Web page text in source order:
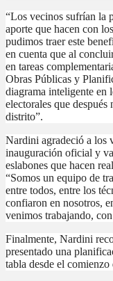
“Los vecinos sufrían la
aporte que hacen con
pudimos traer este
en cuenta que al
en tareas
Obras Públicas y
diagrama inteligente en
electorales que
distrito”.
Nardini agradeció a los
inauguración oficial y
eslabones que hacen
“Somos un equipo de
entre todos, entre los
confiaron en nosotros,
venimos trabajando,
Finalmente, Nardini
presentado una
tabla desde el comienzo